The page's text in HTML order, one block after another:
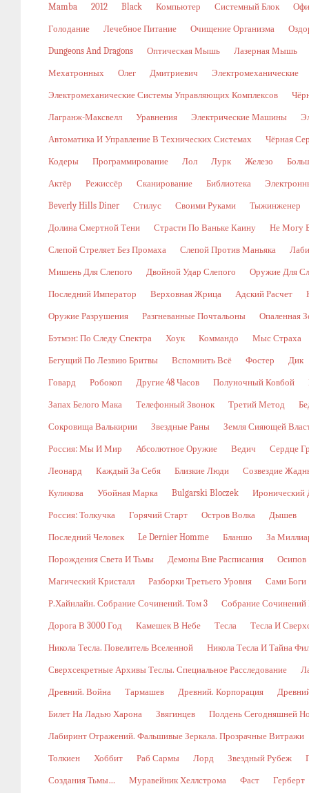
Mamba 2012 Black Компьютер Системный Блок
Голодание Лечебное Питание Очищение Организма
Dungeons And Dragons Оптическая Мышь Лазерная Мышь
Мехатронных Олег Дмитриевич Электромеханические
Электромеханические Системы Управляющих Комплексов
Лагранж-Максвелл Уравнения Электрические Машины
Автоматика И Управление В Технических Системах Чёрная
Кодеры Программирование Лол Лурк Железо
Актёр Режиссёр Сканирование Библиотека
Beverly Hills Diner Стилус Своими Руками Тыжинженер
Долина Смертной Тени Страсти По Ваньке Каину Не Могу
Слепой Стреляет Без Промаха Слепой Против Маньяка
Мишень Для Слепого Двойной Удар Слепого Оружие Для
Последний Император Верховная Жрица Адский Расчет
Оружие Разрушения Разгневанные Почтальоны Опаленная
Бэтмэн: По Следу Спектра Хоук Коммандо Мыс Страха
Бегущий По Лезвию Бритвы Вспомнить Всё Фостер Дик
Говард Робокоп Другие 48 Часов Полуночный Ковбой
Запах Белого Мака Телефонный Звонок Третий Метод
Сокровища Валькирии Звездные Раны Земля Сияющей
Россия: Мы И Мир Абсолютное Оружие Ведич Сердце
Леонард Каждый За Себя Близкие Люди Созвездие
Куликова Убойная Марка Bulgarski Bloczek Иронический
Россия: Толкучка Горячий Старт Остров Волка Дышев
Последний Человек Le Dernier Homme Бланшо За
Порождения Света И Тьмы Демоны Вне Расписания Осипов
Магический Кристалл Разборки Третьего Уровня Сами Боги
Р.Хайнлайн. Собрание Сочинений. Том 3 Собрание Сочинений
Дорога В 3000 Год Камешек В Небе Тесла Тесла И
Никола Тесла. Повелитель Вселенной Никола Тесла И Тайна
Сверхсекретные Архивы Теслы. Специальное Расследование
Древний. Война Тармашев Древний. Корпорация
Билет На Ладью Харона Звягинцев Полдень Сегодняшней
Лабиринт Отражений. Фальшивые Зеркала. Прозрачные Витражи
Толкиен Хоббит Раб Сармы Лорд Звездный Рубеж
Создания Тьмы… Муравейник Хеллстрома Фаст Герберт